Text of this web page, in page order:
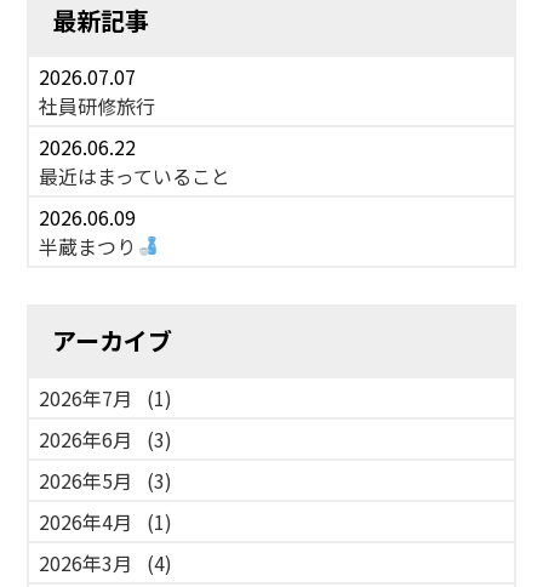
最新記事
2026.07.07
社員研修旅行
2026.06.22
最近はまっていること
2026.06.09
半蔵まつり
アーカイブ
2026年7月
(1)
2026年6月
(3)
2026年5月
(3)
2026年4月
(1)
2026年3月
(4)